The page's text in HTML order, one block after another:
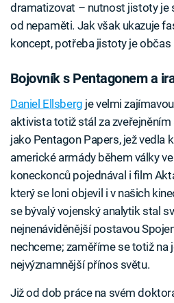
dramatizovat – nutnost jistoty je
od nepaměti. Jak však ukazuje
koncept, potřeba jistoty je občas
Bojovník s Pentagonem a
Daniel Ellsberg je velmi
aktivista totiž stál za zveřejněním
jako Pentagon Papers, jež vedla
americké armády během války
koneckonců pojednával i film
který se loni objevil i v našich
se bývalý vojenský analytik stal
nejnenáviděnější postavou
nechceme; zaměříme se totiž na
nejvýznamnější přínos světu.
Již od dob práce na svém